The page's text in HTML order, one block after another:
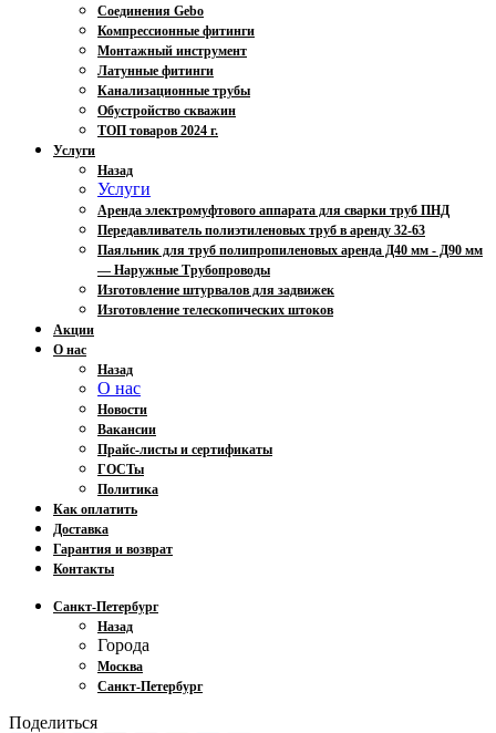
Соединения Gebo
Компрессионные фитинги
Монтажный инструмент
Латунные фитинги
Канализационные трубы
Обустройство скважин
ТОП товаров 2024 г.
Услуги
Назад
Услуги
Аренда электромуфтового аппарата для сварки труб ПНД
Передавливатель полиэтиленовых труб в аренду 32-63
Паяльник для труб полипропиленовых аренда Д40 мм - Д90 мм
— Наружные Трубопроводы
Изготовление штурвалов для задвижек
Изготовление телескопических штоков
Акции
О нас
Назад
О нас
Новости
Вакансии
Прайс-листы и сертификаты
ГОСТы
Политика
Как оплатить
Доставка
Гарантия и возврат
Контакты
Санкт-Петербург
Назад
Города
Москва
Санкт-Петербург
Поделиться